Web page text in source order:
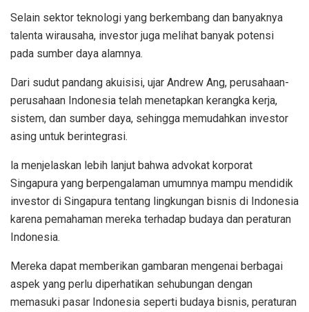
Selain sektor teknologi yang berkembang dan banyaknya
talenta wirausaha, investor juga melihat banyak potensi
pada sumber daya alamnya.
Dari sudut pandang akuisisi, ujar Andrew Ang, perusahaan-
perusahaan Indonesia telah menetapkan kerangka kerja,
sistem, dan sumber daya, sehingga memudahkan investor
asing untuk berintegrasi.
la menjelaskan lebih lanjut bahwa advokat korporat
Singapura yang berpengalaman umumnya mampu mendidik
investor di Singapura tentang lingkungan bisnis di Indonesia
karena pemahaman mereka terhadap budaya dan peraturan
Indonesia.
Mereka dapat memberikan gambaran mengenai berbagai
aspek yang perlu diperhatikan sehubungan dengan
memasuki pasar Indonesia seperti budaya bisnis, peraturan